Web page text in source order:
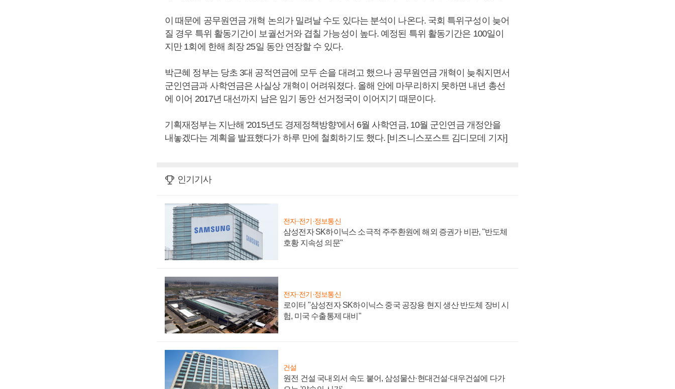
이 때문에 공무원연금 개혁 논의가 밀려날 수도 있다는 분석이 나온다. 국회 특위구성이 늦어
질 경우 특위 활동기간이 보궐선거와 겹칠 가능성이 높다. 예정된 특위 활동기간은 100일이
지만 1회에 한해 최장 25일 동안 연장할 수 있다.
박근혜 정부는 당초 3대 공적연금에 모두 손을 대려고 했으나 공무원연금 개혁이 늦춰지면서
군인연금과 사학연금은 사실상 개혁이 어려워졌다. 올해 안에 마무리하지 못하면 내년 총선
에 이어 2017년 대선까지 남은 임기 동안 선거정국이 이어지기 때문이다.
기획재정부는 지난해 '2015년도 경제정책방향'에서 6월 사학연금, 10월 군인연금 개정안을
내놓겠다는 계획을 발표했다가 하루 만에 철회하기도 했다. [비즈니스포스트 김디모데 기자]
인기기사
전자·전기·정보통신
삼성전자 SK하이닉스 소극적 주주환원에 해외 증권가 비판, "반도체
호황 지속성 의문"
전자·전기·정보통신
로이터 "삼성전자 SK하이닉스 중국 공장용 현지 생산 반도체 장비 시
험, 미국 수출통제 대비"
건설
원전 건설 국내외서 속도 붙어, 삼성물산·현대건설·대우건설에 다가